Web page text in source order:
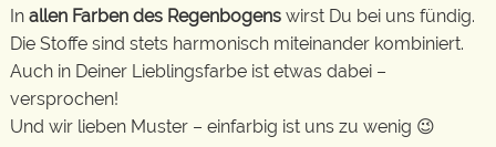
In allen Farben des Regenbogens wirst Du bei uns fündig.
Die Stoffe sind stets harmonisch miteinander kombiniert.
Auch in Deiner Lieblingsfarbe ist etwas dabei –
versprochen!
Und wir lieben Muster – einfarbig ist uns zu wenig 😉